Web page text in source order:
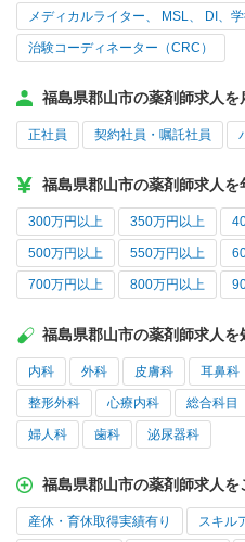
メディカルライター、 MSL、 DI、
治験コーディネーター（CRC）
福島県郡山市の薬剤師求人を
正社員 契約社員・嘱託社員
福島県郡山市の薬剤師求人を
300万円以上 350万円以上
500万円以上 550万円以上
700万円以上 800万円以上
福島県郡山市の薬剤師求人を
内科 外科 皮膚科 耳鼻科
整形外科 心療内科 総合科目
婦人科 歯科 泌尿器科
福島県郡山市の薬剤師求人
産休・育休取得実績有り スキル